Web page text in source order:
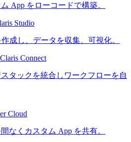
App をローコードで構築。
Studio
成し、データを収集、可視化。
Claris Connect
タックを統合しワークフローを自
Cloud
なくカスタム App を共有。